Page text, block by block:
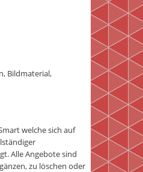
Bildmaterial,
welche sich auf
Alle Angebote sind
zu löschen oder